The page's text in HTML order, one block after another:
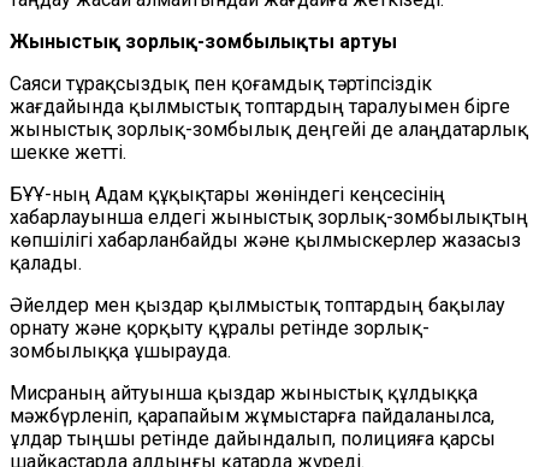
Жыныстық зорлық-зомбылықтың артуы
Саяси тұрақсыздық пен қоғамдық тәртіпсіздік
жағдайында қылмыстық топтардың таралуымен бірге
жыныстық зорлық-зомбылық деңгейі де алаңдатарлық
шекке жетті.
БҰҰ-ның Адам құқықтары жөніндегі кеңсесінің
хабарлауынша елдегі жыныстық зорлық-зомбылықтың
көпшілігі хабарланбайды және қылмыскерлер жазасыз
қалады.
Әйелдер мен қыздар қылмыстық топтардың бақылау
орнату және қорқыту құралы ретінде зорлық-
зомбылыққа ұшырауда.
Мисраның айтуынша қыздар жыныстық құлдыққа
мәжбүрленіп, қарапайым жұмыстарға пайдаланылса,
ұлдар тыңшы ретінде дайындалып, полицияға қарсы
шайқастарда алдыңғы қатарда жүреді.